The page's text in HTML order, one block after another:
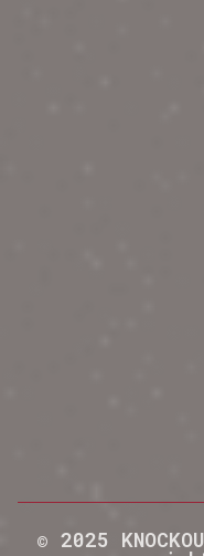
© 2025